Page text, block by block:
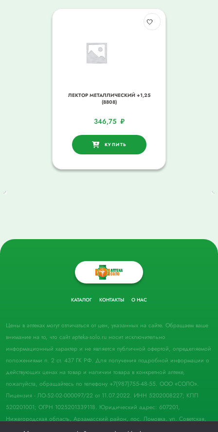
ЛЕКТОР МЕТАЛЛИЧЕСКИЙ +1,25
(8808)
346,75 ₽
КУПИТЬ
КАТАЛОГ КОНТАКТЫ О НАС
Цены в аптеках могут отличаться от цен, указанных на сайте. Обращаем ваше
внимание на то, что сайт apteka-solo.ru носит исключительно
информационный характер и не является публичной офертой, определяемой
положениями п. 2 ст. 437 ГК РФ. Для получения подробной информации о
действующих ценах на товар и наличии товара в конкретной аптеке,
пожалуйста, обращайтесь по телефону +7(987)755-48-55. ООО «СОЛО».
Лицензия - ЛО-52-02-000097/22 от 11.07.2022. ИНН 5202008227; КПП
520201001; ОГРН 1025201339118. Юридический адрес: 607201,
Нижегородская область, Арзамасский район, пос. Ломовка, ул. Советская,